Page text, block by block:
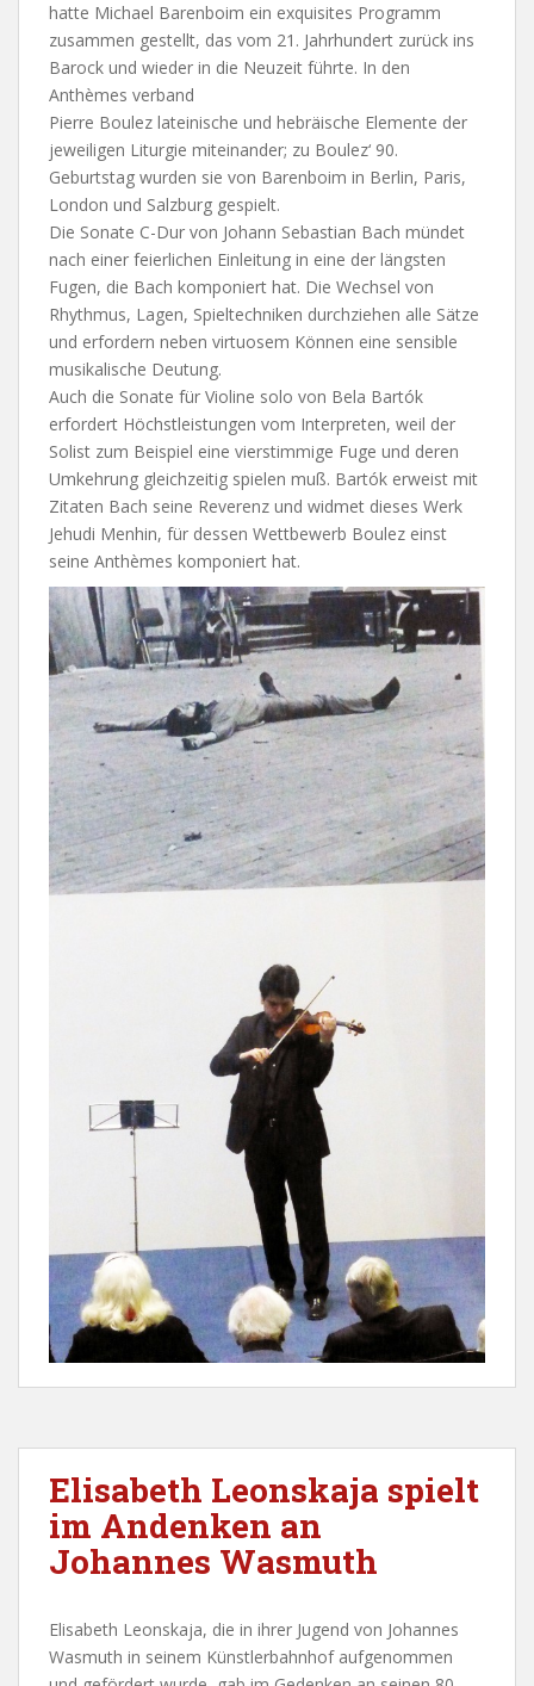
hatte Michael Barenboim ein exquisites Programm
zusammen gestellt, das vom 21. Jahrhundert zurück ins
Barock und wieder in die Neuzeit führte. In den
Anthèmes verband
Pierre Boulez lateinische und hebräische Elemente der
jeweiligen Liturgie miteinander; zu Boulez‘ 90.
Geburtstag wurden sie von Barenboim in Berlin, Paris,
London und Salzburg gespielt.
Die Sonate C-Dur von Johann Sebastian Bach mündet
nach einer feierlichen Einleitung in eine der längsten
Fugen, die Bach komponiert hat. Die Wechsel von
Rhythmus, Lagen, Spieltechniken durchziehen alle Sätze
und erfordern neben virtuosem Können eine sensible
musikalische Deutung.
Auch die Sonate für Violine solo von Bela Bartók
erfordert Höchstleistungen vom Interpreten, weil der
Solist zum Beispiel eine vierstimmige Fuge und deren
Umkehrung gleichzeitig spielen muß. Bartók erweist mit
Zitaten Bach seine Reverenz und widmet dieses Werk
Jehudi Menhin, für dessen Wettbewerb Boulez einst
seine Anthèmes komponiert hat.
Elisabeth Leonskaja spielt
im Andenken an
Johannes Wasmuth
Elisabeth Leonskaja, die in ihrer Jugend von Johannes
Wasmuth in seinem Künstlerbahnhof aufgenommen